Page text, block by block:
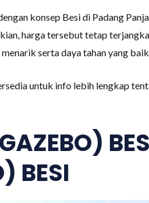
konsep Besi di Padang
harga tersebut tetap
serta daya tahan yang
untuk info lebih lengkap
BESI